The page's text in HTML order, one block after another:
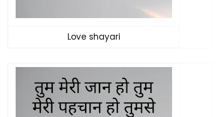
Love shayari